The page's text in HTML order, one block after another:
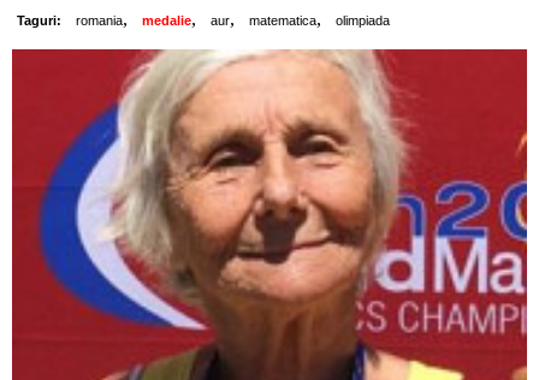
Taguri: romania, medalie, aur, matematica, olimpiada